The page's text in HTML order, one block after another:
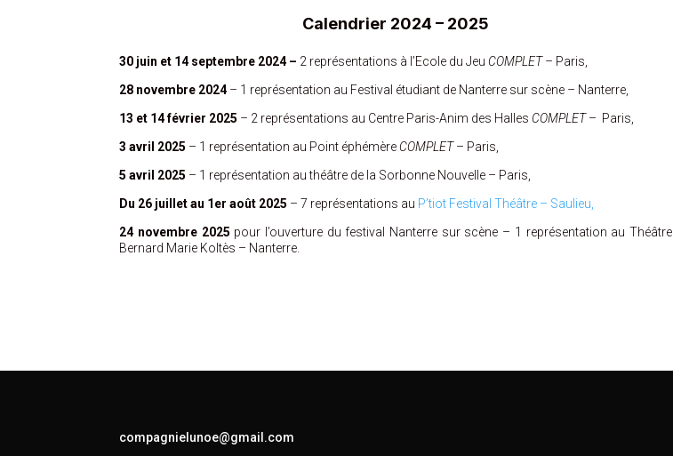
Calendrier 2024 – 2025
30 juin et 14 septembre 2024 – 2 représentations à l’Ecole du Jeu COMPLET – Paris,
28 novembre 2024– 1 représentation au Festival étudiant de Nanterre sur scène – Nanterre,
13 et 14 février 2025 – 2 représentations au Centre Paris-Anim des Halles COMPLET– Paris,
3 avril 2025 – 1 représentation au Point éphémère COMPLET– Paris,
5 avril 2025 – 1 représentation au théâtre de la Sorbonne Nouvelle – Paris,
Du 26 juillet au 1er août 2025 – 7 représentations au P’tiot Festival Théâtre – Saulieu,
24 novembre 2025 pour l’ouverture du festival Nanterre sur scène – 1 représentation au Théâtre
Bernard Marie Koltès – Nanterre.
compagnielunoe@gmail.com